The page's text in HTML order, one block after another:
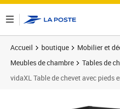
Accueil boutique
Mobilier et
Meubles de chambre
Tables de
vidaXL Table de chevet avec pieds